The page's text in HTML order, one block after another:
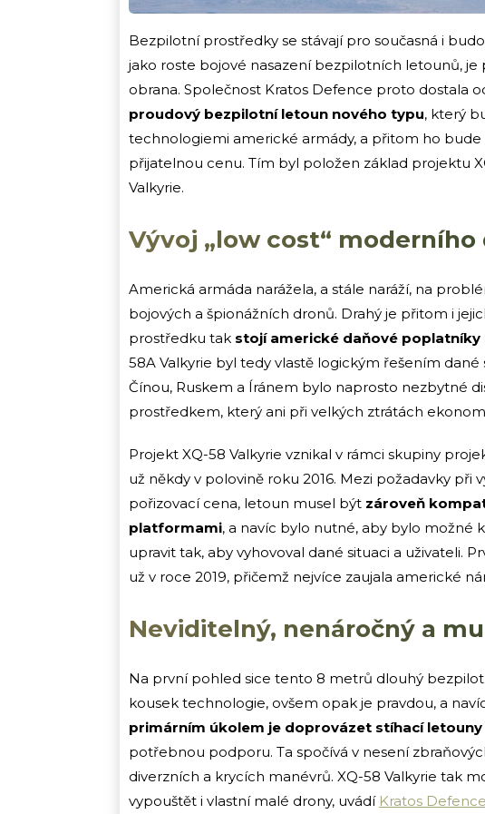
Bezpilotní prostředky se stávají pro současná i
jako roste bojové nasazení bezpilotních letounů,
obrana. Společnost Kratos Defence proto dostala
proudový bezpilotní letoun nového typu, který
technologiemi americké armády, a přitom ho
přijatelnou cenu. Tím byl položen základ projektu
Valkyrie.
Vývoj „low cost“ moderního
Americká armáda narážela, a stále naráží, na
bojových a špionážních dronů. Drahý je přitom i
prostředku tak stojí americké daňové
58A Valkyrie byl tedy vlastě logickým řešením
Čínou, Ruskem a Íránem bylo naprosto nezbytné
prostředkem, který ani při velkých ztrátách
Projekt XQ-58 Valkyrie vznikal v rámci skupiny
už někdy v polovině roku 2016. Mezi požadavky
pořizovací cena, letoun musel být zároveň
platformami, a navíc bylo nutné, aby bylo možné
upravit tak, aby vyhovoval dané situaci a uživateli.
už v roce 2019, přičemž nejvíce zaujala americké
Neviditelný, nenáročný a
Na první pohled sice tento 8 metrů dlouhý
kousek technologie, ovšem opak je pravdou, a
primárním úkolem je doprovázet stíhací letouny
potřebnou podporu. Ta spočívá v nesení
diverzních a krycích manévrů. XQ-58 Valkyrie tak
vypouštět i vlastní malé drony, uvádí Kratos Defence